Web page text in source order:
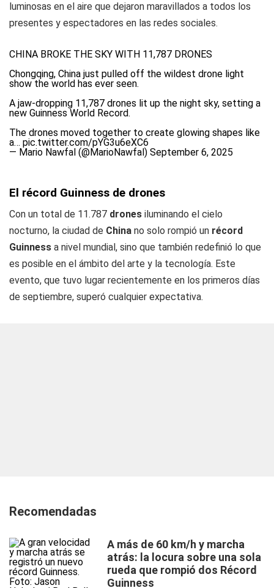
luminosas en el aire que dejaron maravillados a todos los
presentes y espectadores en las redes sociales.
CHINA BROKE THE SKY WITH 11,787 DRONES
Chongqing, China just pulled off the wildest drone light
show the world has ever seen.
A jaw-dropping 11,787 drones lit up the night sky, setting a
new Guinness World Record.
The drones moved together to create glowing shapes like
a… pic.twitter.com/pYG3u6eXC6
— Mario Nawfal (@MarioNawfal) September 6, 2025
El récord Guinness de drones
Con un total de 11.787 drones iluminando el cielo
nocturno, la ciudad de China no solo rompió un récord
Guinness a nivel mundial, sino que también redefinió lo que
es posible en el ámbito del arte y la tecnología. Este
evento, que tuvo lugar recientemente en los primeros días
de septiembre, superó cualquier expectativa.
Recomendadas
A más de 60 km/h y marcha
atrás: la locura sobre una sola
rueda que rompió dos Récord
Guinness